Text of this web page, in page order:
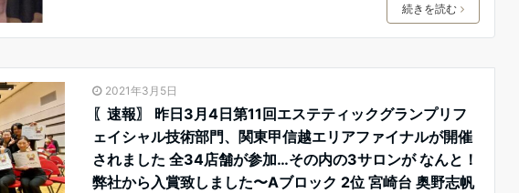
続きを読む
2021年3月5日
〖速報〗 昨日3月4日第11回エステティックグランプリフ
ェイシャル技術部門、関東甲信越エリアファイナルが開催
されました 全34店舗が参加…その内の3サロンが なんと！
弊社から入賞致しました〜Aブロック 2位 宮崎台 奥野志帆